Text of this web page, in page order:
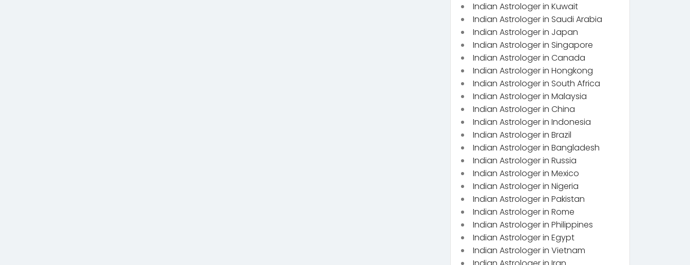
Indian Astrologer in Kuwait
Indian Astrologer in Saudi Arabia
Indian Astrologer in Japan
Indian Astrologer in Singapore
Indian Astrologer in Canada
Indian Astrologer in Hongkong
Indian Astrologer in South Africa
Indian Astrologer in Malaysia
Indian Astrologer in China
Indian Astrologer in Indonesia
Indian Astrologer in Brazil
Indian Astrologer in Bangladesh
Indian Astrologer in Russia
Indian Astrologer in Mexico
Indian Astrologer in Nigeria
Indian Astrologer in Pakistan
Indian Astrologer in Rome
Indian Astrologer in Philippines
Indian Astrologer in Egypt
Indian Astrologer in Vietnam